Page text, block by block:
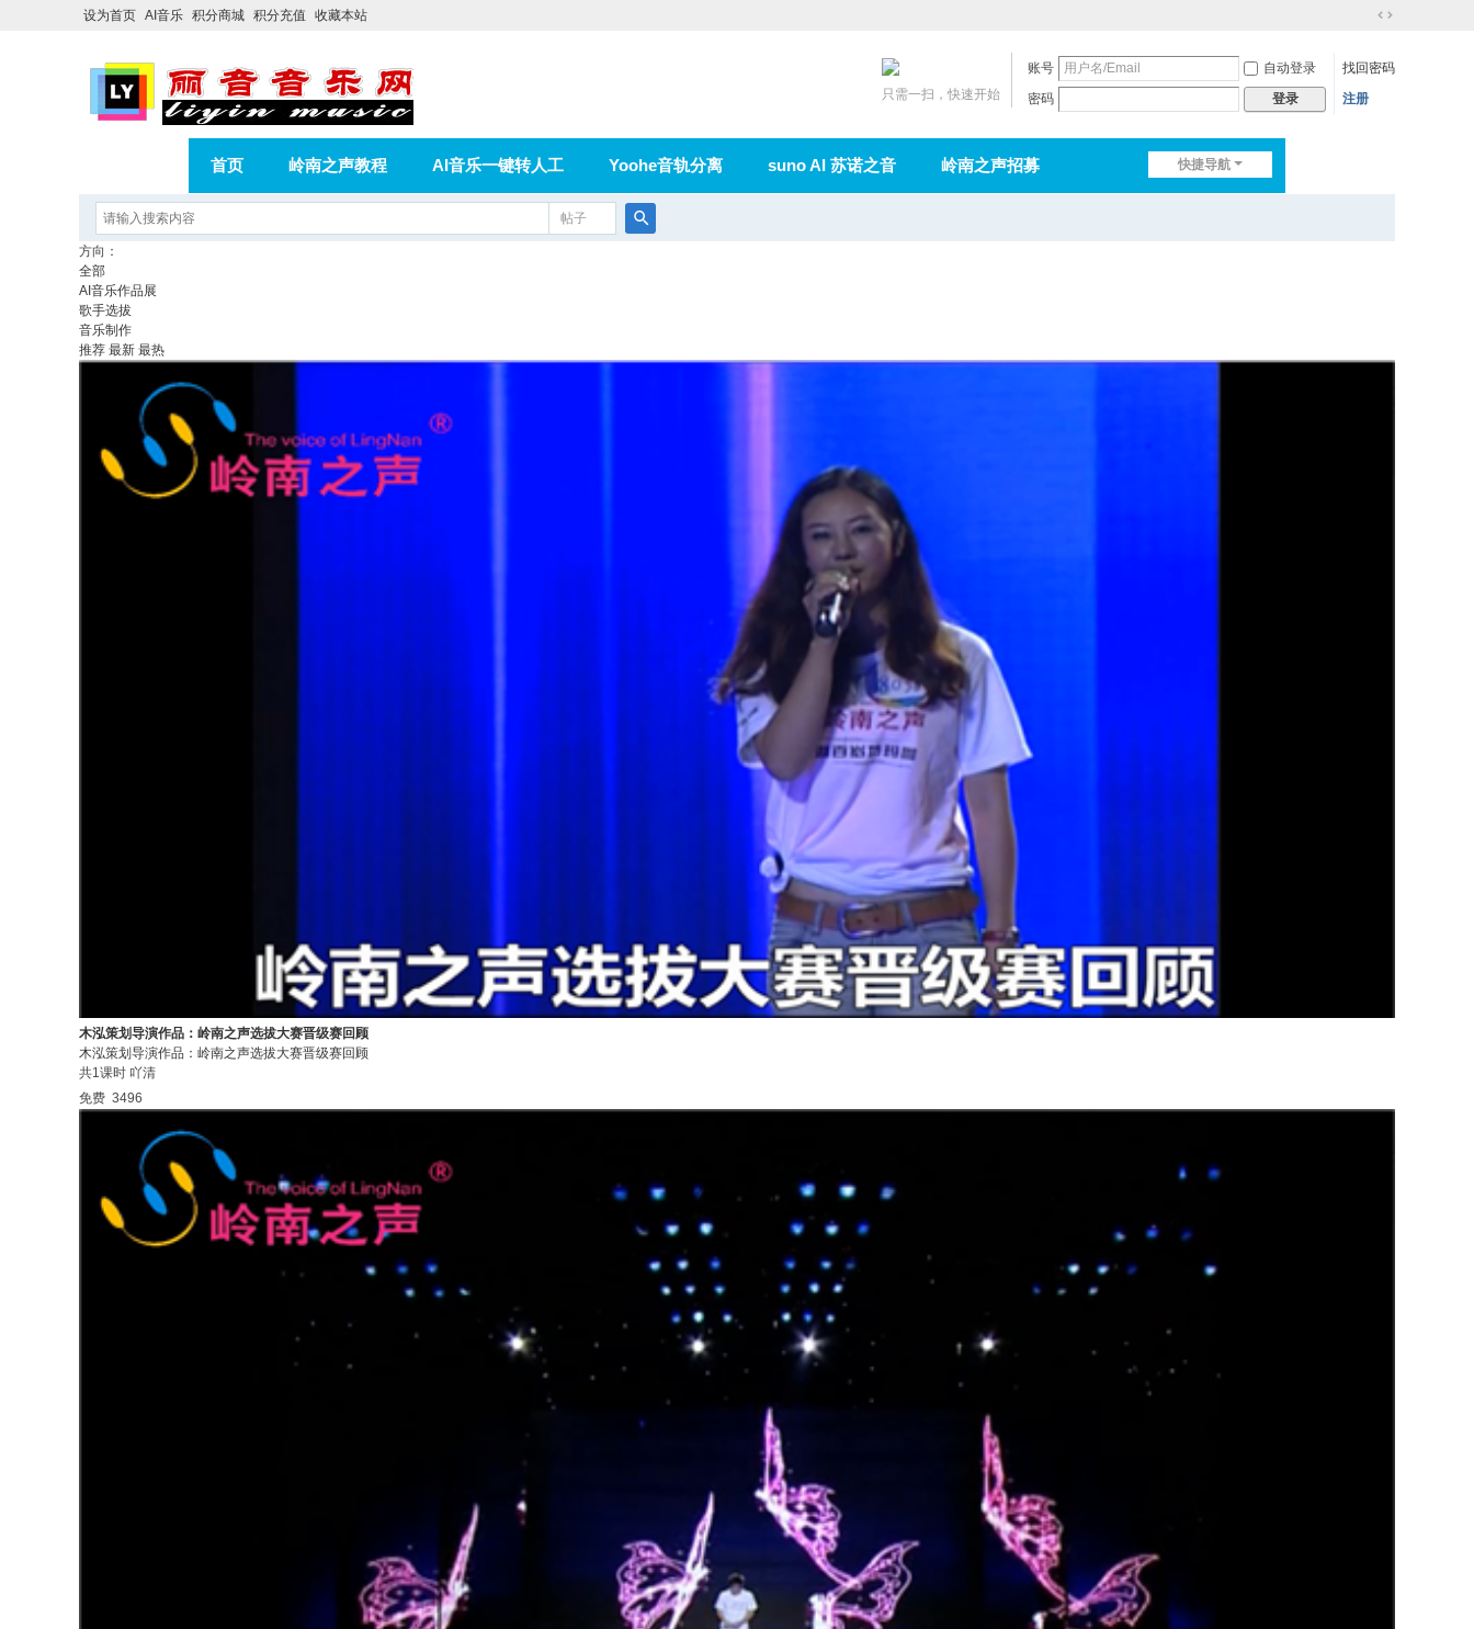
设为首页 AI音乐 积分商城 积分充值 收藏本站
到
账号 自动登录
找回密码
密码
登录 注册
只需一扫，快速开始
快捷导航
首页 岭南之声教程 AI音乐一键转人工 Yoohe音轨分离 suno AI 苏诺之音 岭南之声招募
在线论坛
帖子
方向：
全部
AI音乐作品展
歌手选拔
音乐制作
推荐 最新 最热
木泓策划导演作品：岭南之声选拔大赛晋级赛回顾
木泓策划导演作品：岭南之声选拔大赛晋级赛回顾
共1课时 吖清
免费 3496